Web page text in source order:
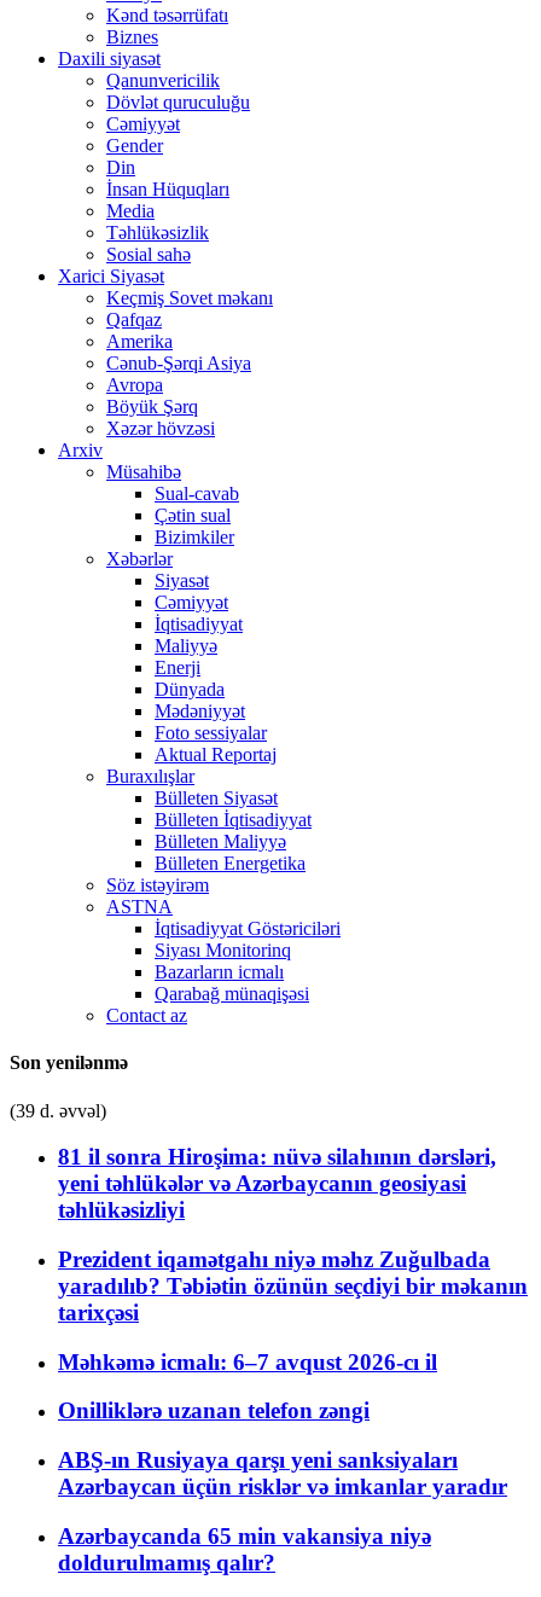
Kənd təsərrüfatı
Biznes
Daxili siyasət
Qanunvericilik
Dövlət quruculuğu
Cəmiyyət
Gender
Din
İnsan Hüquqları
Media
Təhlükəsizlik
Sosial sahə
Xarici Siyasət
Keçmiş Sovet məkanı
Qafqaz
Amerika
Cənub-Şərqi Asiya
Avropa
Böyük Şərq
Xəzər hövzəsi
Arxiv
Müsahibə
Sual-cavab
Çətin sual
Bizimkiler
Xəbərlər
Siyasət
Cəmiyyət
İqtisadiyyat
Maliyyə
Enerji
Dünyada
Mədəniyyət
Foto sessiyalar
Aktual Reportaj
Buraxılışlar
Bülleten Siyasət
Bülleten İqtisadiyyat
Bülleten Maliyyə
Bülleten Energetika
Söz istəyirəm
ASTNA
İqtisadiyyat Göstəriciləri
Siyası Monitorinq
Bazarların icmalı
Qarabağ münaqişəsi
Contact az
Son yenilənmə
(39 d. əvvəl)
81 il sonra Hiroşima: nüvə silahının dərsləri,
yeni təhlükələr və Azərbaycanın geosiyasi
təhlükəsizliyi
Prezident iqamətgahı niyə məhz Zuğulbada
yaradılıb? Təbiətin özünün seçdiyi bir məkanın
tarixçəsi
Məhkəmə icmalı: 6–7 avqust 2026-cı il
Onilliklərə uzanan telefon zəngi
ABŞ-ın Rusiyaya qarşı yeni sanksiyaları
Azərbaycan üçün risklər və imkanlar yaradır
Azərbaycanda 65 min vakansiya niyə
doldurulmamış qalır?